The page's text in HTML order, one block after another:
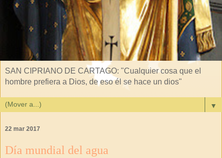
SAN CIPRIANO DE CARTAGO: "Cualquier cosa que el
hombre prefiera a Dios, de eso él se hace un dios"
▼
22 mar 2017
Día mundial del agua